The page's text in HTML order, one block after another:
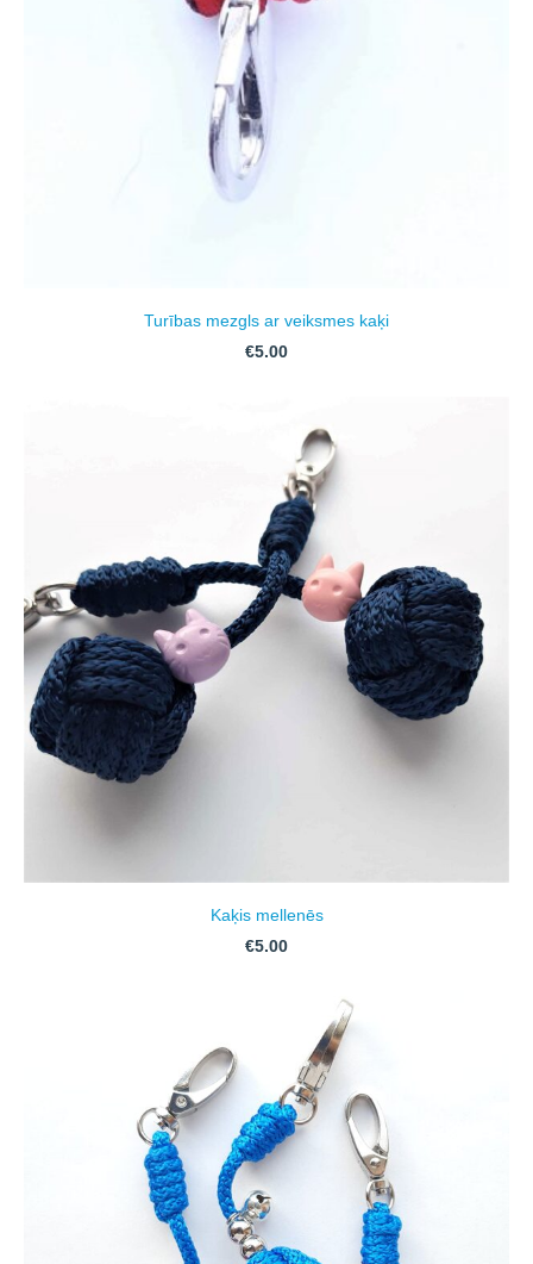
Turības mezgls ar veiksmes kaķi
€5.00
Kaķis mellenēs
€5.00